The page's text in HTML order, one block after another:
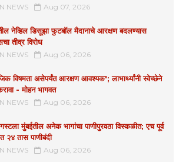
NEWS Aug 07, 2026
नेव्हिल डिसूझा फुटबॉल मैदानाचे आरक्षण बदलण्यास
तीव्र विरोध
NEWS Aug 06, 2026
विषमता असेपर्यंत आरक्षण आवश्यक'; लाभार्थ्यांनी स्वेच्छेने
- मोहन भागवत
NEWS Aug 06, 2026
मुंबईतील अनेक भागांचा पाणीपुरवठा विस्कळीत; एच पूर्व
२४ तास पाणीबंदी
NEWS Aug 06, 2026